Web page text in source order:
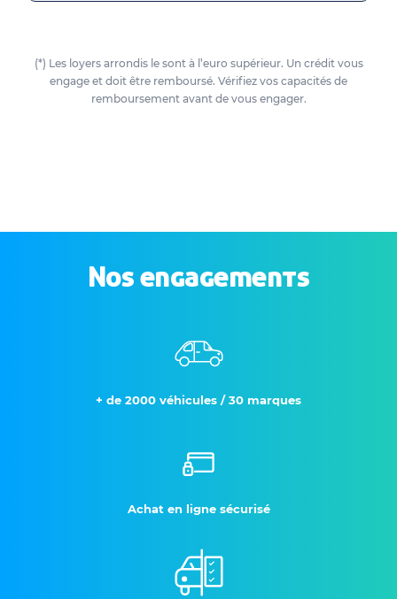
(*) Les loyers arrondis le sont à l’euro supérieur. Un crédit vous
engage et doit être remboursé. Vérifiez vos capacités de
remboursement avant de vous engager.
Nos engagements
+ de 2000 véhicules / 30 marques
Achat en ligne sécurisé